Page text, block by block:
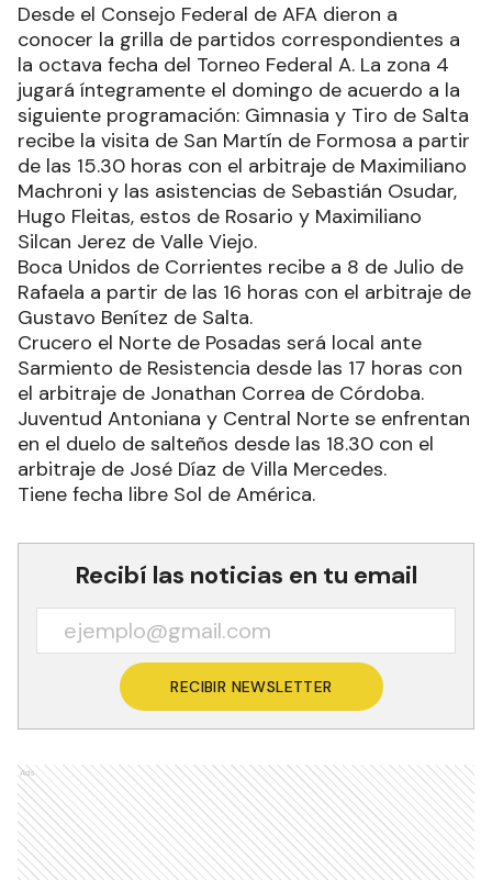
Desde el Consejo Federal de AFA dieron a
conocer la grilla de partidos correspondientes a
la octava fecha del Torneo Federal A. La zona 4
jugará íntegramente el domingo de acuerdo a la
siguiente programación: Gimnasia y Tiro de Salta
recibe la visita de San Martín de Formosa a partir
de las 15.30 horas con el arbitraje de Maximiliano
Machroni y las asistencias de Sebastián Osudar,
Hugo Fleitas, estos de Rosario y Maximiliano
Silcan Jerez de Valle Viejo.
Boca Unidos de Corrientes recibe a 8 de Julio de
Rafaela a partir de las 16 horas con el arbitraje de
Gustavo Benítez de Salta.
Crucero el Norte de Posadas será local ante
Sarmiento de Resistencia desde las 17 horas con
el arbitraje de Jonathan Correa de Córdoba.
Juventud Antoniana y Central Norte se enfrentan
en el duelo de salteños desde las 18.30 con el
arbitraje de José Díaz de Villa Mercedes.
Tiene fecha libre Sol de América.
Recibí las noticias en tu email
RECIBIR NEWSLETTER
Ads